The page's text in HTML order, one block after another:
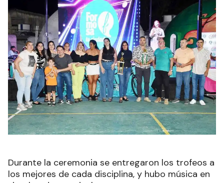
Durante la ceremonia se entregaron los trofeos a
los mejores de cada disciplina, y hubo música en